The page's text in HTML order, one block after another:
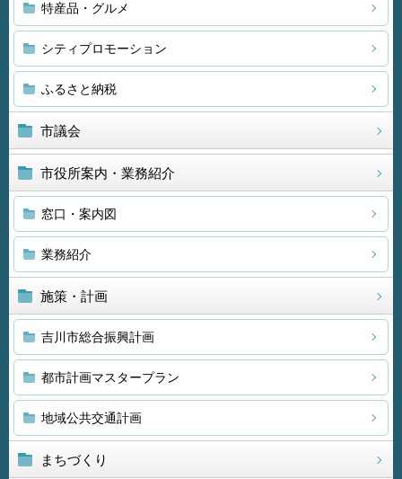
特産品・グルメ
シティプロモーション
ふるさと納税
市議会
市役所案内・業務紹介
窓口・案内図
業務紹介
施策・計画
吉川市総合振興計画
都市計画マスタープラン
地域公共交通計画
まちづくり